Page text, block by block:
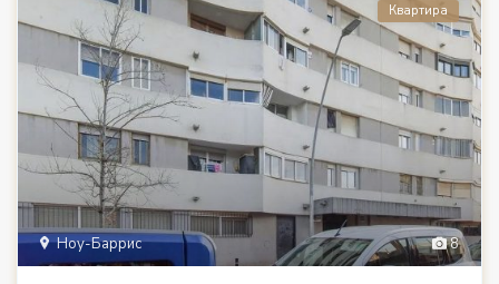
8
Ноу-Баррис
Квартира